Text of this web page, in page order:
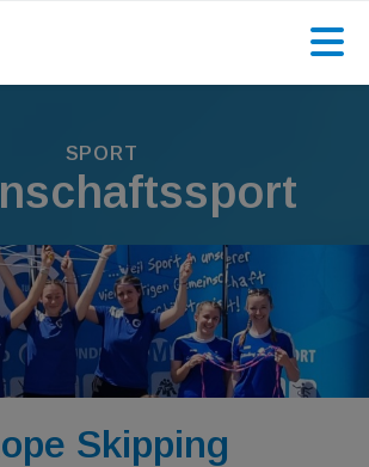
SPORT
Skipping